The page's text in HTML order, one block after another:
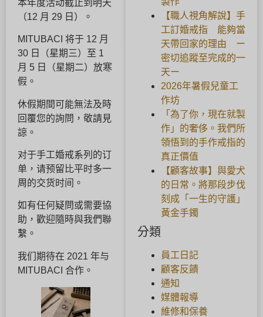
本年度活动截止到明天
（12 月 29 日）。
MITUBACI 将于 12 月
30 日（星期三）至 1
月 5 日（星期二）放寒
假。
休假期間可能無法及時
回覆您的詢問，敬請見
諒。
对于手工婚戒系列的订
单，请预留比平时多一
周的交货时间。
如有任何疑問或需要協
助，歡迎隨時與我們聯
繫。
我们期待在 2021 年与
MITUBACI 合作。
【職人視角解說】手
工訂婚戒指 能夠當
天帶回家的理由 ー
密切追蹤至完成的一
天ー
2026年暑假兒童工
作坊
「為了你，現在就製
作」的奢侈。我們所
領悟到的手作戒指的
真正價值
【顧客故事】與愛犬
的日常。將那段步伐
刻成「一生的守護」
黃金手鐲
分類
員工日記
顧客反饋
通知
媒體報導
維修和保養